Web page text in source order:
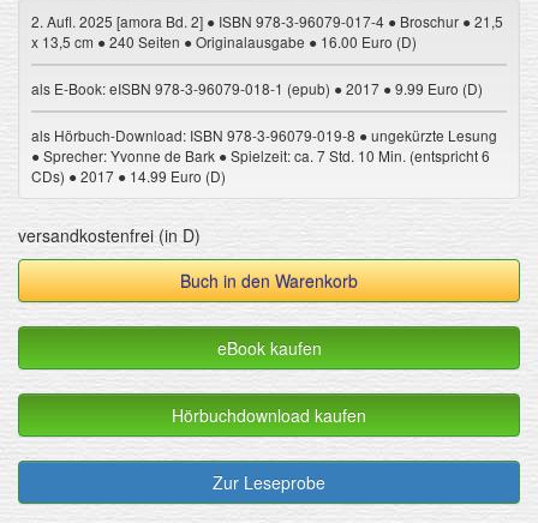
2. Aufl. 2025 [amora Bd. 2] ● ISBN 978-3-96079-017-4 ● Broschur ● 21,5
x 13,5 cm ● 240 Seiten ● Originalausgabe ● 16.00 Euro (D)
als E-Book: eISBN 978-3-96079-018-1 (epub) ● 2017 ● 9.99 Euro (D)
als Hörbuch-Download: ISBN 978-3-96079-019-8 ● ungekürzte Lesung
● Sprecher: Yvonne de Bark ● Spielzeit: ca. 7 Std. 10 Min. (entspricht 6
CDs) ● 2017 ● 14.99 Euro (D)
versandkostenfrei (in D)
Buch in den Warenkorb
eBook kaufen
Hörbuchdownload kaufen
Zur Leseprobe